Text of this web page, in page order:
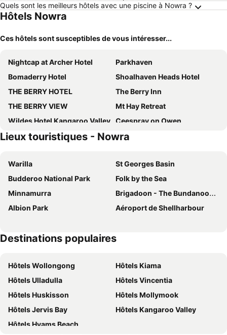
Quels sont les meilleurs hôtels avec une piscine à Nowra ?
Hôtels Nowra
Ces hôtels sont susceptibles de vous intéresser...
Nightcap at Archer Hotel
Parkhaven
Bomaderry Hotel
Shoalhaven Heads Hotel
THE BERRY HOTEL
The Berry Inn
THE BERRY VIEW
Mt Hay Retreat
Wildes Hotel Kangaroo Valley Ceespray on Owen
Huskisson Hotel
Lieux touristiques - Nowra
Warilla
St Georges Basin
Budderoo National Park
Folk by the Sea
Minnamurra
Brigadoon - The Bundanoon Highland Gathering
Albion Park
Aéroport de Shellharbour
Destinations populaires
Hôtels Wollongong
Hôtels Kiama
Hôtels Ulladulla
Hôtels Vincentia
Hôtels Huskisson
Hôtels Mollymook
Hôtels Jervis Bay
Hôtels Kangaroo Valley
Hôtels Hyams Beach